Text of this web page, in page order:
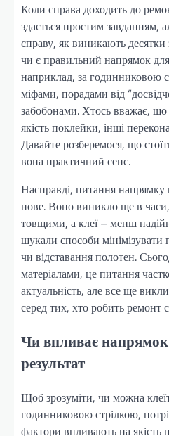
Коли справа доходить до
здається простим завданням,
справу, як виникають
чи є правильний напрямок
наприклад, за годинниковою
міфами, порадами від
забобонами. Хтось вважає,
якість поклейки, інші
Давайте розберемося, що
вона практичний сенс.
Насправді, питання
нове. Воно виникло ще в
товщими, а клеї – менш
шукали способи
чи відставання полотен.
матеріалами, це питання
актуальність, але все ще
серед тих, хто робить ремонт
Чи впливає
результат
Щоб зрозуміти, чи можна
годинниковою стрілкою,
фактори впливають на